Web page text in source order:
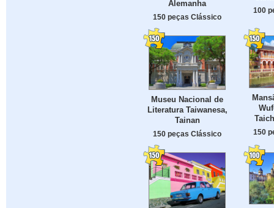
Alemanha
150 peças Clássico
100
Museu Nacional de
Literatura Taiwanesa,
Tainan
150 peças Clássico 150